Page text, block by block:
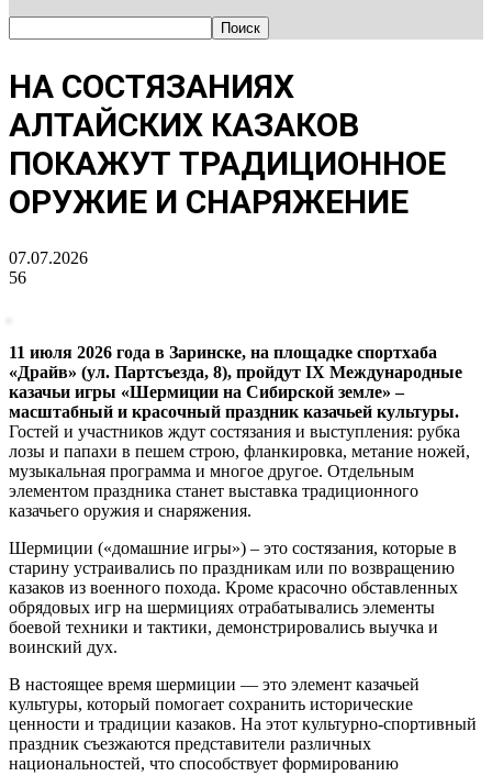
НА СОСТЯЗАНИЯХ
АЛТАЙСКИХ КАЗАКОВ
ПОКАЖУТ ТРАДИЦИОННОЕ
ОРУЖИЕ И СНАРЯЖЕНИЕ
07.07.2026
56
11 июля 2026 года в Заринске, на площадке спортхаба
«Драйв» (ул. Партсъезда, 8), пройдут IX Международные
казачьи игры «Шермиции на Сибирской земле» –
масштабный и красочный праздник казачьей культуры.
Гостей и участников ждут состязания и выступления: рубка
лозы и папахи в пешем строю, фланкировка, метание ножей,
музыкальная программа и многое другое. Отдельным
элементом праздника станет выставка традиционного
казачьего оружия и снаряжения.
Шермиции («домашние игры») – это состязания, которые в
старину устраивались по праздникам или по возвращению
казаков из военного похода. Кроме красочно обставленных
обрядовых игр на шермициях отрабатывались элементы
боевой техники и тактики, демонстрировались выучка и
воинский дух.
В настоящее время шермиции — это элемент казачьей
культуры, который помогает сохранить исторические
ценности и традиции казаков. На этот культурно-спортивный
праздник съезжаются представители различных
национальностей, что способствует формированию